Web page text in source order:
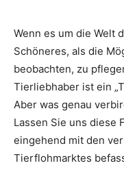
Wenn es um die Welt
Schöneres, als die
beobachten, zu
Tierliebhaber ist ein
Aber was genau
Lassen Sie uns diese
eingehend mit den
Tierflohmarktes